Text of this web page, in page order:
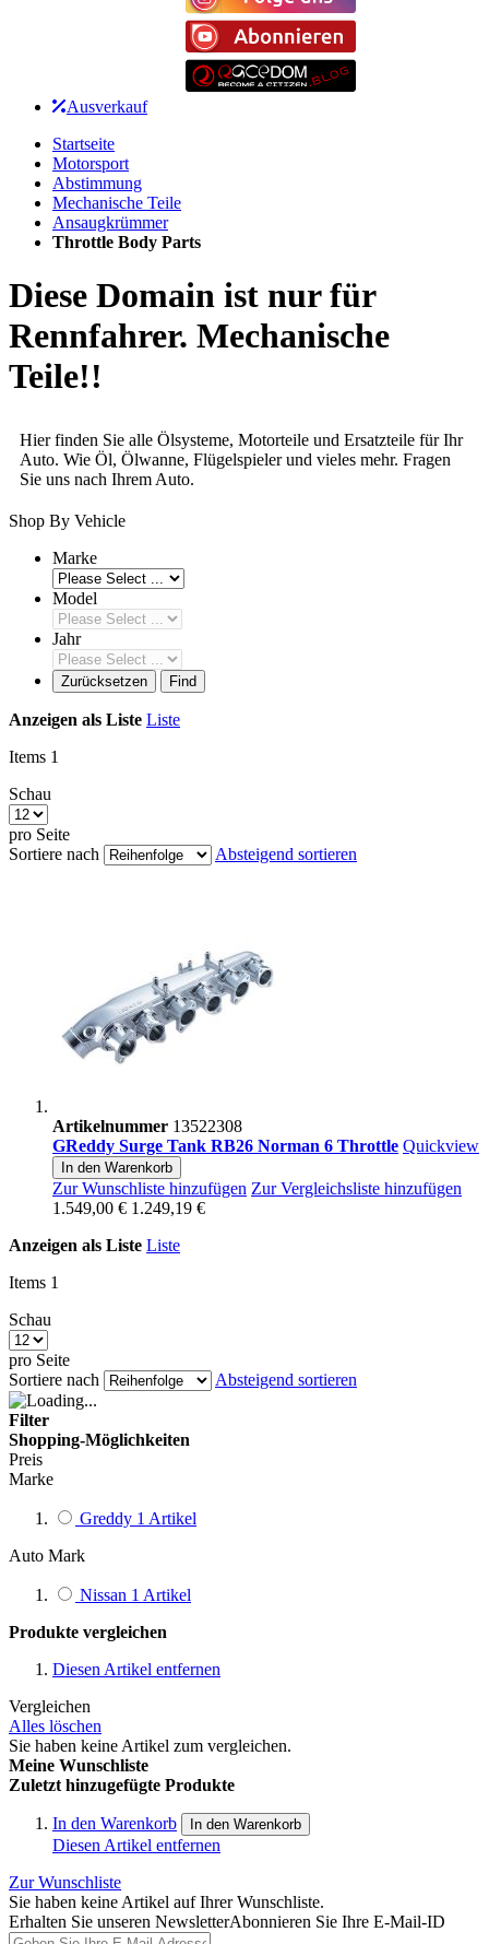
Ausverkauf
Startseite
Motorsport
Abstimmung
Mechanische Teile
Ansaugkrümmer
Throttle Body Parts
Diese Domain ist nur für
Rennfahrer. Mechanische
Teile!!
Hier finden Sie alle Ölsysteme, Motorteile und Ersatzteile für Ihr
Auto. Wie Öl, Ölwanne, Flügelspieler und vieles mehr. Fragen
Sie uns nach Ihrem Auto.
Shop By Vehicle
Marke
Model
Jahr
Zurücksetzen Find
Anzeigen als Liste Liste
Items 1
Schau
pro Seite
Sortiere nach
Absteigend sortieren
Artikelnummer 13522308
GReddy Surge Tank RB26 Norman 6 Throttle Quickview
In den Warenkorb
Zur Wunschliste hinzufügen Zur Vergleichsliste hinzufügen
1.549,00 € 1.249,19 €
Anzeigen als Liste Liste
Items 1
Schau
pro Seite
Sortiere nach
Absteigend sortieren
Filter
Shopping-Möglichkeiten
Preis
Marke
Greddy 1 Artikel
Auto Mark
Nissan 1 Artikel
Produkte vergleichen
Diesen Artikel entfernen
Vergleichen
Alles löschen
Sie haben keine Artikel zum vergleichen.
Meine Wunschliste
Zuletzt hinzugefügte Produkte
In den Warenkorb In den Warenkorb
Diesen Artikel entfernen
Zur Wunschliste
Sie haben keine Artikel auf Ihrer Wunschliste.
Erhalten Sie unseren NewsletterAbonnieren Sie Ihre E-Mail-ID